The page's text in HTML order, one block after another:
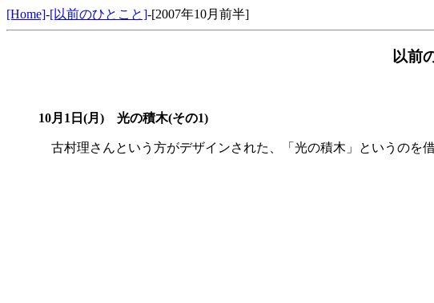
[Home]-[以前のひとこと]-[2007年10月前半]
以前
10月1日(月) 光の積木(その1)
古村理さんという方がデザインされた、「光の積木」というのを